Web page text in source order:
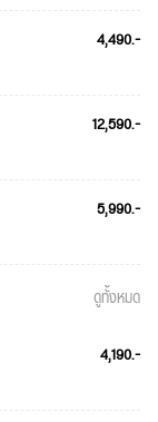
4,490.-
12,590.-
5,990.-
ดูทั้งหมด
4,190.-